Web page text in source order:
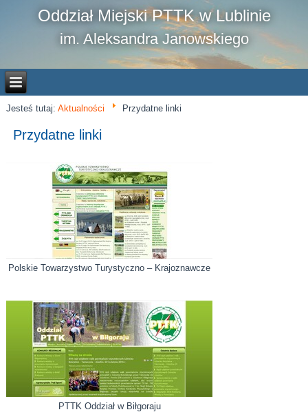
Oddział Miejski PTTK w Lublinie
im. Aleksandra Janowskiego
Jesteś tutaj:Aktualności Przydatne linki
Przydatne linki
Polskie Towarzystwo Turystyczno – Krajoznawcze
PTTK Oddział w Biłgoraju